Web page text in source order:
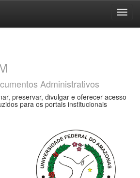
Administrativos
preservar, divulgar e oferecer acesso
para os portais institucionais